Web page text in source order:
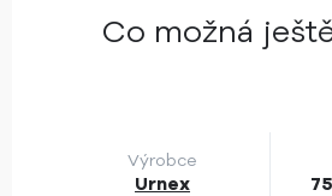
Co možná
Výrobce
Urnex